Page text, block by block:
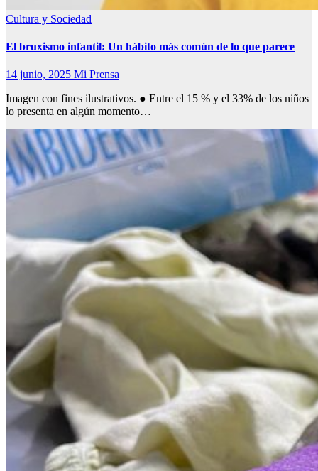
Cultura y Sociedad
El bruxismo infantil: Un hábito más común de lo que parece
14 junio, 2025 Mi Prensa
Imagen con fines ilustrativos. ● Entre el 15 % y el 33% de los niños
lo presenta en algún momento…